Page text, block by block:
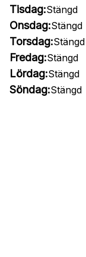
Tisdag:Stängd
Onsdag:Stängd
Torsdag:Stängd
Fredag:Stängd
Lördag:Stängd
Söndag:Stängd